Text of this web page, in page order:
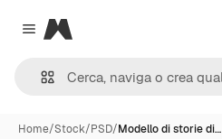
Close menu
Magnific
Home/Stock/PSD/Modello di storie di…